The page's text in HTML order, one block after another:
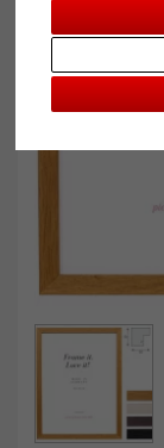
Powrót